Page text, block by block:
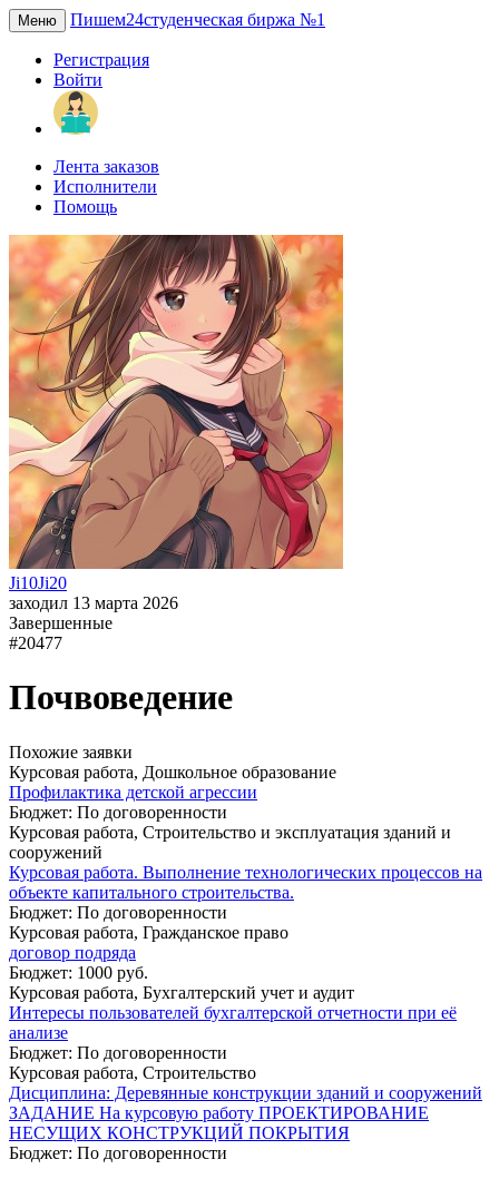
Меню Пишем24студенческая биржа №1
Регистрация
Войти
Лента заказов
Исполнители
Помощь
Ji10Ji20
заходил 13 марта 2026
Завершенные
#20477
Почвоведение
Похожие заявки
Курсовая работа, Дошкольное образование
Профилактика детской агрессии
Бюджет: По договоренности
Курсовая работа, Строительство и эксплуатация зданий и
сооружений
Курсовая работа. Выполнение технологических процессов на
объекте капитального строительства.
Бюджет: По договоренности
Курсовая работа, Гражданское право
договор подряда
Бюджет: 1000 руб.
Курсовая работа, Бухгалтерский учет и аудит
Интересы пользователей бухгалтерской отчетности при её
анализе
Бюджет: По договоренности
Курсовая работа, Строительство
Дисциплина: Деревянные конструкции зданий и сооружений
ЗАДАНИЕ На курсовую работу ПРОЕКТИРОВАНИЕ
НЕСУЩИХ КОНСТРУКЦИЙ ПОКРЫТИЯ
Бюджет: По договоренности